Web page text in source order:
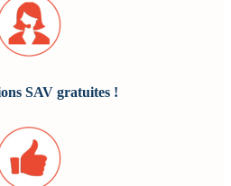
SAV gratuites !